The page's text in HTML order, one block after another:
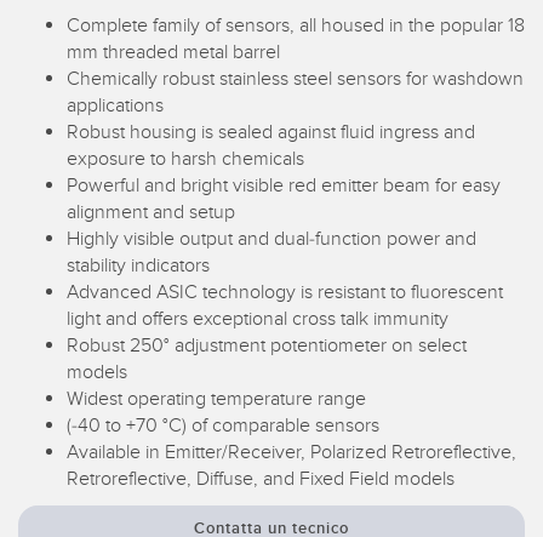
Sensori di temperatura
Sensori multiraggio e sensori a raggio ampio
Sensori di monitoraggio delle condizioni
Sensori di monitoraggio delle condizioni wireless
Sensori di vibrazioni
ACCESSORI
ACCESSORI
Convertitori
LINK CORRELATI
IO-Link
Complete family of sensors, all housed in the popular 18
mm threaded metal barrel
Chemically robust stainless steel sensors for washdown
applications
Robust housing is sealed against fluid ingress and
exposure to harsh chemicals
Powerful and bright visible red emitter beam for easy
alignment and setup
Highly visible output and dual-function power and
stability indicators
Advanced ASIC technology is resistant to fluorescent
light and offers exceptional cross talk immunity
Robust 250° adjustment potentiometer on select
models
Widest operating temperature range
(-40 to +70 °C) of comparable sensors
Available in Emitter/Receiver, Polarized Retroreflective,
Retroreflective, Diffuse, and Fixed Field models
Contatta un tecnico